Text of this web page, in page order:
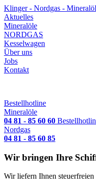
Klinger - Nordgas -
Aktuelles
Mineralöle
NORDGAS
Kesselwagen
Über uns
Jobs
Kontakt
Bestellhotline
Mineralöle
04 81 - 85 60 60
Nordgas
04 81 - 85 60 85
Wir bringen Ihre
Wir liefern Ihnen